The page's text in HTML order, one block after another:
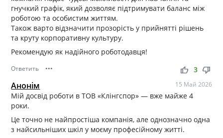
гнучкий графік, який дозволяє підтримувати баланс між
роботою та особистим життям.
Також варто відзначити прозорість у прийнятті рішень
та круту корпоративну культуру.
Рекомендую як надійного роботодавця!
Ответить ••• thumb_up thumb_down
3
Анонім 15 Май 2026
Мій досвід роботи в ТОВ «Клінгспор» — вже майже 4
роки.
Це точно не найпростіша компанія, але однозначно одна
з найсильніших шкіл у моєму професійному житті.